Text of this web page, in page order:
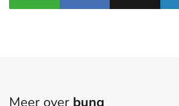
Meer over bunq